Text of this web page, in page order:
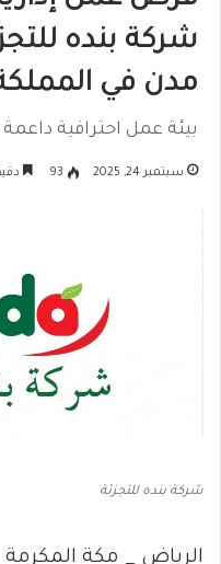
مدن في
بيئة عمل احترافية داعمة
سبتمبر 24, 2025 93
شركة بنده للتجزئة
الرياض _ مكة المكرمة